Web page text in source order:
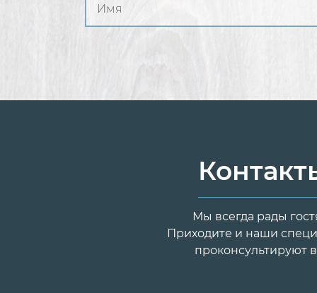
Мы всегда рады
Приходите и наши
проконсультируют